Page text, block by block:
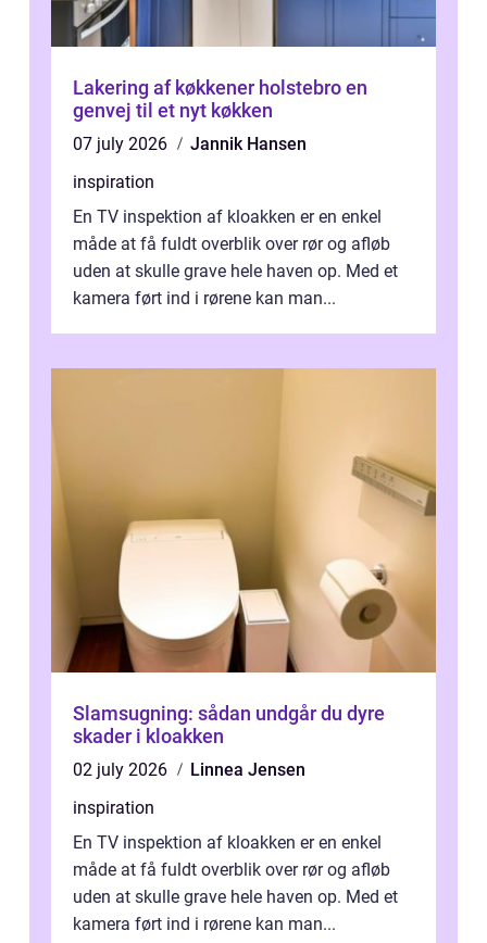
Lakering af køkkener holstebro en
genvej til et nyt køkken
07 july 2026
Jannik Hansen
inspiration
En TV inspektion af kloakken er en enkel
måde at få fuldt overblik over rør og afløb
uden at skulle grave hele haven op. Med et
kamera ført ind i rørene kan man...
Slamsugning: sådan undgår du dyre
skader i kloakken
02 july 2026
Linnea Jensen
inspiration
En TV inspektion af kloakken er en enkel
måde at få fuldt overblik over rør og afløb
uden at skulle grave hele haven op. Med et
kamera ført ind i rørene kan man...